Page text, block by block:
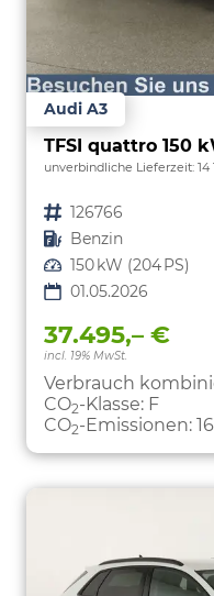
Audi A3
unverbindliche Lieferzeit: 14
Fahrzeugnr. 126766
Kraftstoff Benzin
Leistung 150 kW (204 PS)
01.05.2026
37.495,– €
incl. 19% MwSt.
Verbrauch
CO2-Klasse: F
CO2-Emissionen: